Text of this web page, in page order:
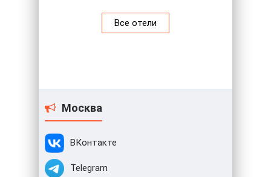
Все отели
Москва
ВКонтакте
Telegram